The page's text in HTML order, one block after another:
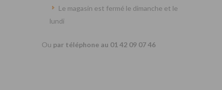
Le magasin est fermé le dimanche et le
lundi
Ou par téléphone au 01 42 09 07 46